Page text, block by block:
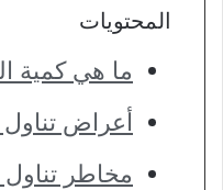
المحتويات
ما هي كمية
أعراض تناول
مخاطر تناول